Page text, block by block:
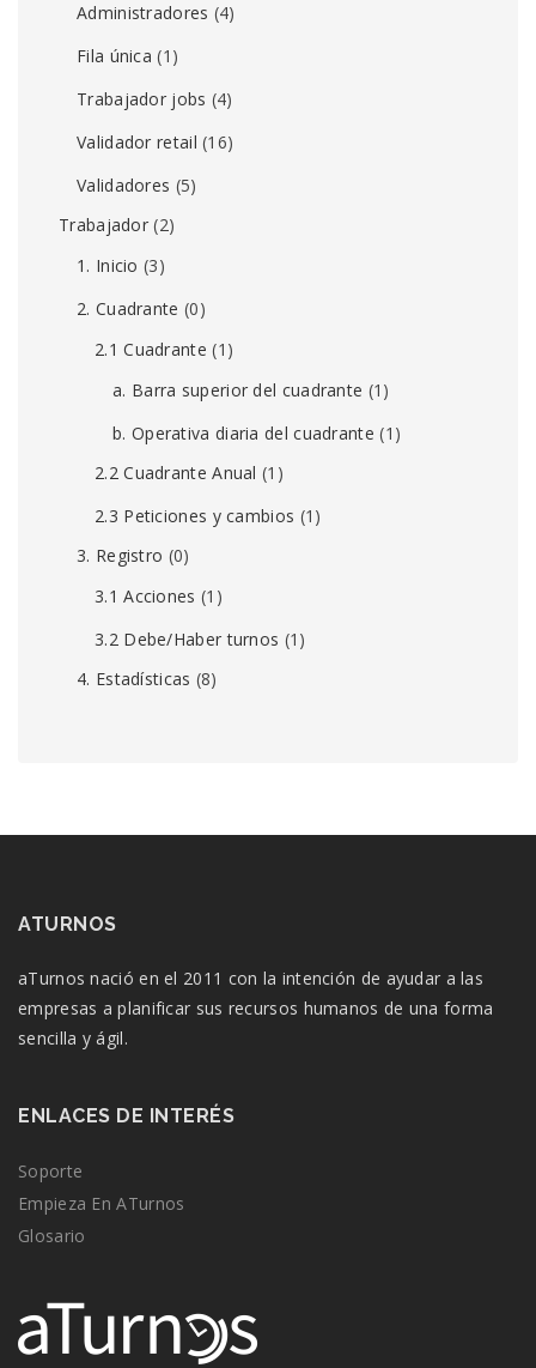
Administradores (4)
Fila única (1)
Trabajador jobs (4)
Validador retail (16)
Validadores (5)
Trabajador (2)
1. Inicio (3)
2. Cuadrante (0)
2.1 Cuadrante (1)
a. Barra superior del cuadrante (1)
b. Operativa diaria del cuadrante (1)
2.2 Cuadrante Anual (1)
2.3 Peticiones y cambios (1)
3. Registro (0)
3.1 Acciones (1)
3.2 Debe/Haber turnos (1)
4. Estadísticas (8)
ATURNOS
aTurnos nació en el 2011 con la intención de ayudar a las
empresas a planificar sus recursos humanos de una forma
sencilla y ágil.
ENLACES DE INTERÉS
Soporte
Empieza En ATurnos
Glosario